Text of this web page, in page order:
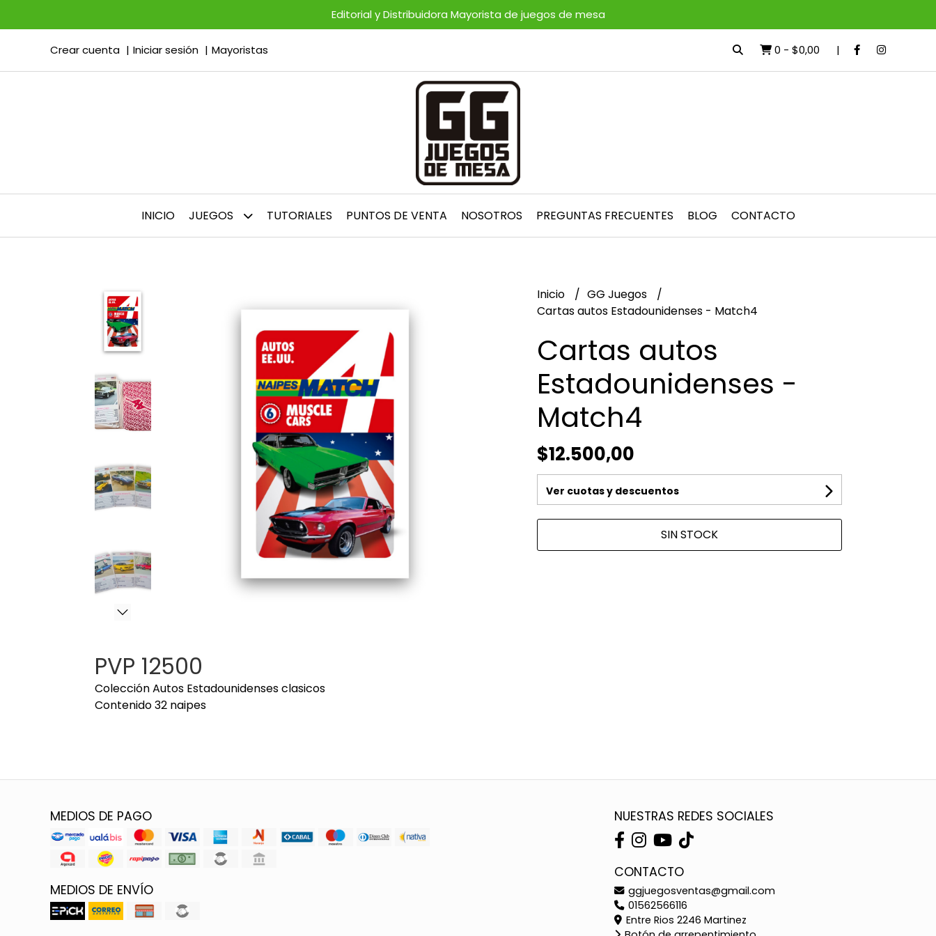
Editorial y Distribuidora Mayorista de juegos de mesa
Crear cuenta Iniciar sesión Mayoristas 0 - $0,00
INICIO JUEGOS TUTORIALES PUNTOS DE VENTA NOSOTROS PREGUNTAS FRECUENTES BLOG CONTACTO
PVP 12500
Colección Autos Estadounidenses clasicos
Contenido 32 naipes
Inicio
GG Juegos
Cartas autos Estadounidenses - Match4
Cartas autos
Estadounidenses -
Match4
$12.500,00
Ver cuotas y descuentos
SIN STOCK
MEDIOS DE PAGO
MEDIOS DE ENVÍO
NUESTRAS REDES SOCIALES
CONTACTO
ggjuegosventas@gmail.com
01562566116
Entre Rios 2246 Martinez